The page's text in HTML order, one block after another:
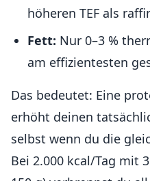
höheren TEF als
Fett: Nur 0–3 %
am effizientesten
Das bedeutet: Eine
erhöht deinen
selbst wenn du die
Bei 2.000 kcal/Tag mit